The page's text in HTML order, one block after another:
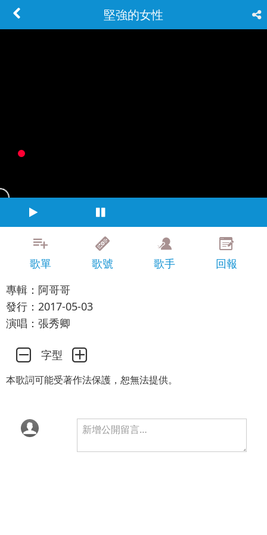
堅強的女性
歌單 歌號 歌手
回報
專輯：阿哥哥
發行：2017-05-03
演唱：張秀卿
字型
本歌詞可能受著作法保護，恕無法提供。